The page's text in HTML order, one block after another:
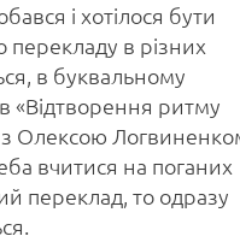
і хотілося бути
перекладу в різних
в буквальному
«Відтворення ритму
з Олексою
вчитися на поганих
переклад, то одразу